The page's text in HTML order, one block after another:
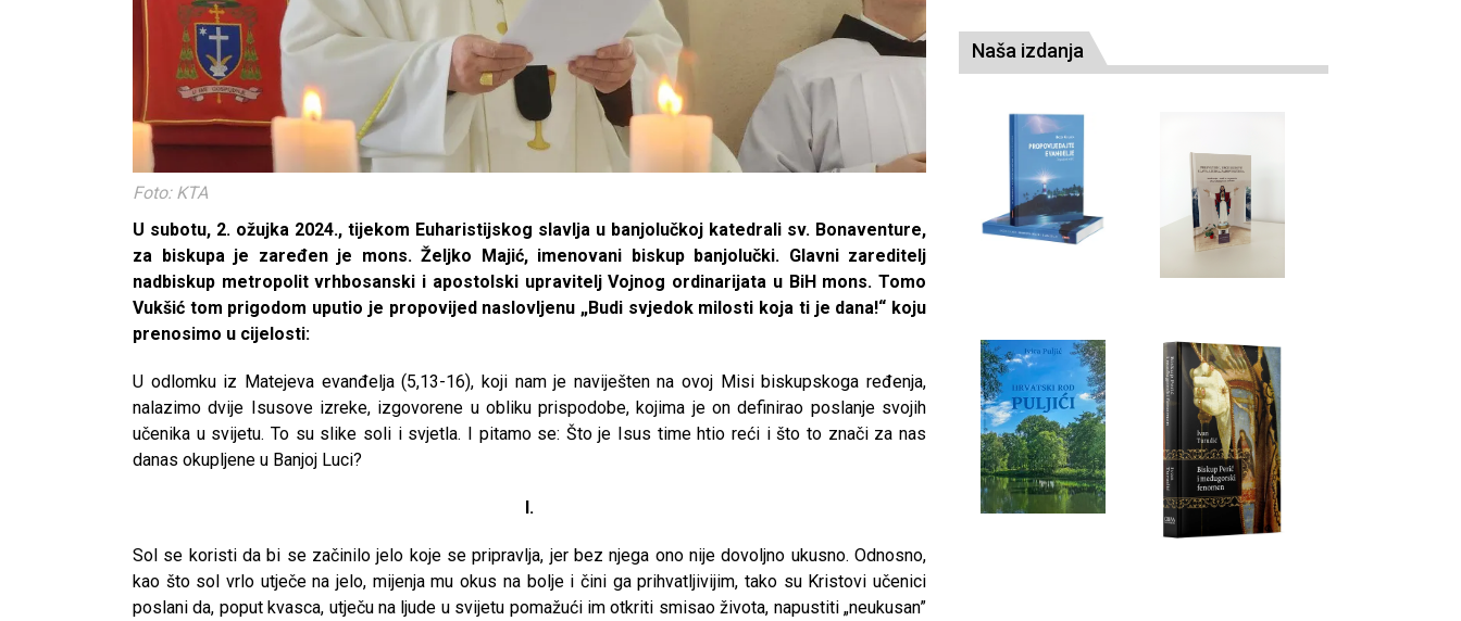
Foto: KTA
U subotu, 2. ožujka 2024., tijekom Euharistijskog slavlja u banjolučkoj katedrali sv. Bonaventure,
za biskupa je zaređen je mons. Željko Majić, imenovani biskup banjolučki. Glavni zareditelj
nadbiskup metropolit vrhbosanski i apostolski upravitelj Vojnog ordinarijata u BiH mons. Tomo
Vukšić tom prigodom uputio je propovijed naslovljenu „Budi svjedok milosti koja ti je dana!“ koju
prenosimo u cijelosti:
U odlomku iz Matejeva evanđelja (5,13-16), koji nam je naviješten na ovoj Misi biskupskoga ređenja,
nalazimo dvije Isusove izreke, izgovorene u obliku prispodobe, kojima je on definirao poslanje svojih
učenika u svijetu. To su slike soli i svjetla. I pitamo se: Što je Isus time htio reći i što to znači za nas
danas okupljene u Banjoj Luci?
I.
Sol se koristi da bi se začinilo jelo koje se pripravlja, jer bez njega ono nije dovoljno ukusno. Odnosno,
kao što sol vrlo utječe na jelo, mijenja mu okus na bolje i čini ga prihvatljivijim, tako su Kristovi učenici
poslani da, poput kvasca, utječu na ljude u svijetu pomažući im otkriti smisao života, napustiti „neukusan”
Naša izdanja